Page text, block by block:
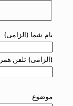
نام شما (الزامی)
(الزامی) تلفن
موضوع